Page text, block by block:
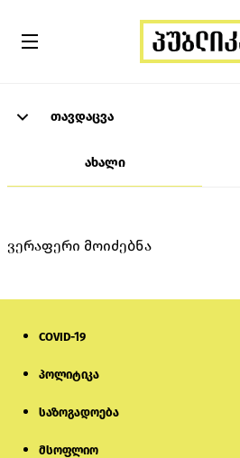
თავდაცვა
ახალი
ვერაფერი მოიძებნა
COVID-19
პოლიტიკა
საზოგადოება
მსოფლიო